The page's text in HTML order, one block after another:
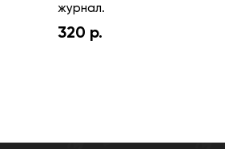
журнал.
320 р.